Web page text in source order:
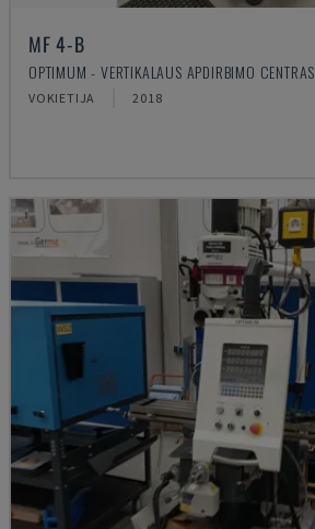
MF 4-B
OPTIMUM - VERTIKALAUS APDIRBIMO CENTRAS
VOKIETIJA 2018